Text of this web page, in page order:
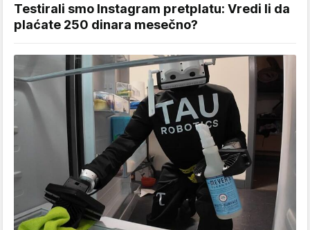
Testirali smo Instagram pretplatu: Vredi li da
plaćate 250 dinara mesečno?